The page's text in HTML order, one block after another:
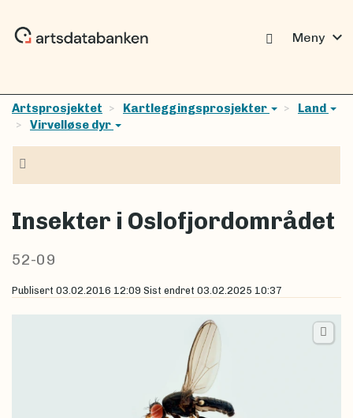
Meny expand_more
Artsprosjektet Kartleggingsprosjekter
Land
Virvelløse dyr
Insekter i Oslofjordområdet
52-09
Publisert 03.02.2016 12:09 Sist endret 03.02.2025 10:37